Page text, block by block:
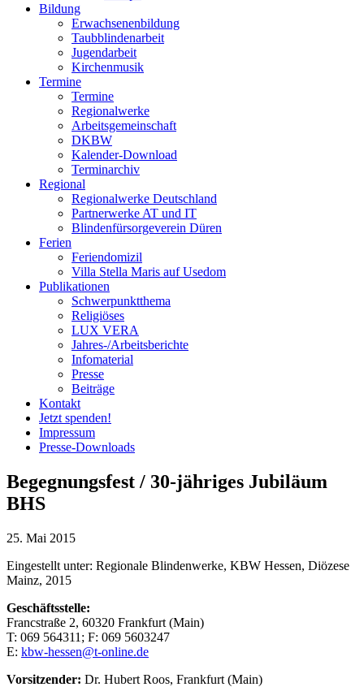
Bildung
Erwachsenenbildung
Taubblindenarbeit
Jugendarbeit
Kirchenmusik
Termine
Termine
Regionalwerke
Arbeitsgemeinschaft
DKBW
Kalender-Download
Terminarchiv
Regional
Regionalwerke Deutschland
Partnerwerke AT und IT
Blindenfürsorgeverein Düren
Ferien
Feriendomizil
Villa Stella Maris auf Usedom
Publikationen
Schwerpunktthema
Religiöses
LUX VERA
Jahres-/​Arbeitsberichte
Infomaterial
Presse
Beiträge
Kontakt
Jetzt spenden!
Impressum
Presse-Downloads
Begegnungsfest / 30-jähriges Jubiläum
BHS
25. Mai 2015
Eingestellt unter: Regionale Blindenwerke, KBW Hessen, Diözese
Mainz, 2015
Geschäftsstelle:
Francstraße 2, 60320 Frankfurt (Main)
T: 069 564311 ; F: 069 5603247
E: kbw-hessen@t-online.de
Vorsitzender: Dr. Hubert Roos, Frankfurt (Main)